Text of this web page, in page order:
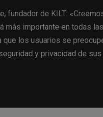
fundador de KILT:
más importante en todas
que los usuarios se
y privacidad de